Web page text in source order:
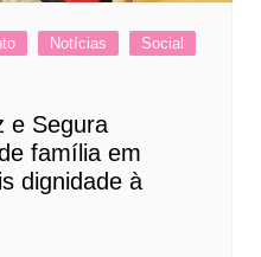
Notícias
Social
e Segura
família em
dignidade à